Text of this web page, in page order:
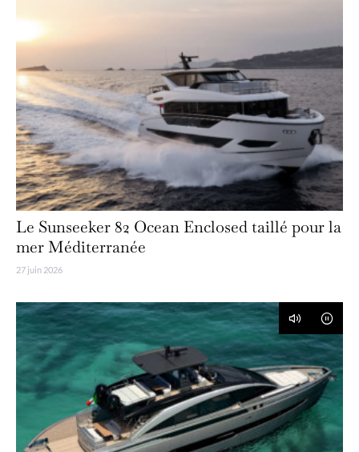
Le Sunseeker 82 Ocean Enclosed taillé pour la
mer Méditerranée
27 juin 2026